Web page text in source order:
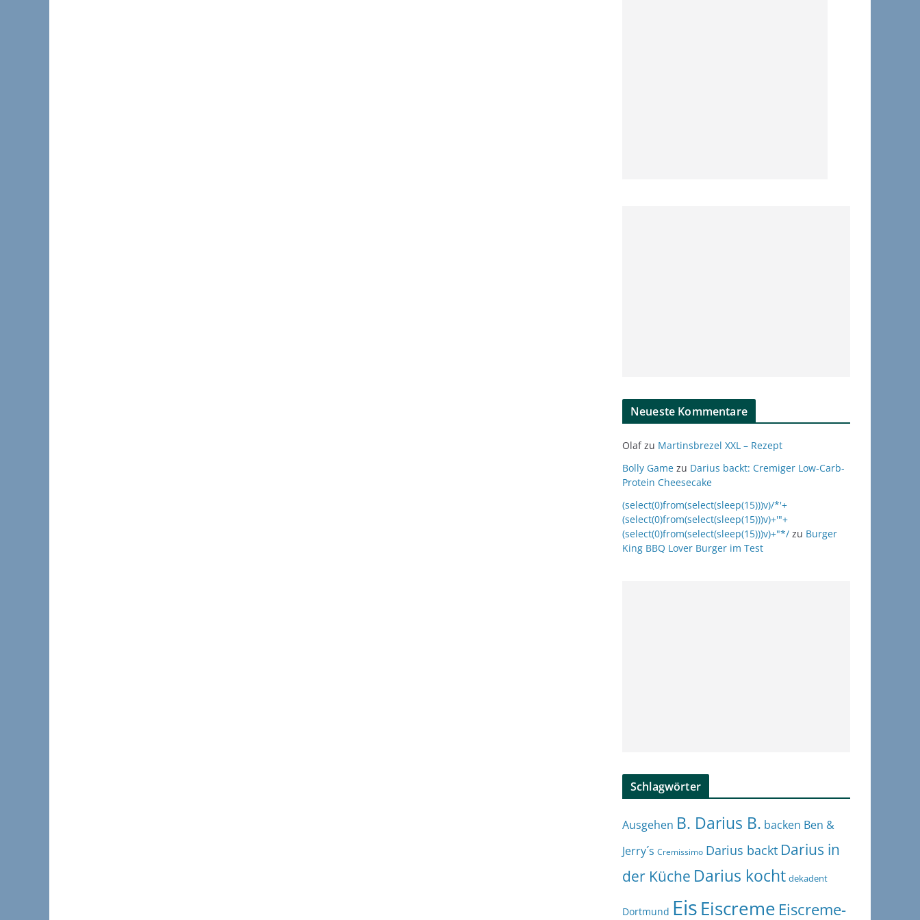
Neueste Kommentare
Olafzu Martinsbrezel XXL – Rezept
Bolly Game zu Darius backt: Cremiger Low-Carb-
Protein Cheesecake
(select(0)from(select(sleep(15)))v)/*'+
(select(0)from(select(sleep(15)))v)+'"+
(select(0)from(select(sleep(15)))v)+"*/ zu Burger
King BBQ Lover Burger im Test
Schlagwörter
Ausgehen B. Darius B. backen Ben &
Jerry´s Cremissimo Darius backt Darius in
der Küche Darius kocht dekadent
Dortmund EisEiscreme Eiscreme-